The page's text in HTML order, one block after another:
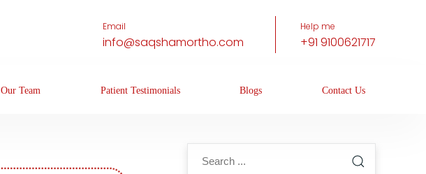
Email
info@saqshamortho.com
Help me
+91 9100621717
Our Team Patient Testimonials Blogs Contact Us